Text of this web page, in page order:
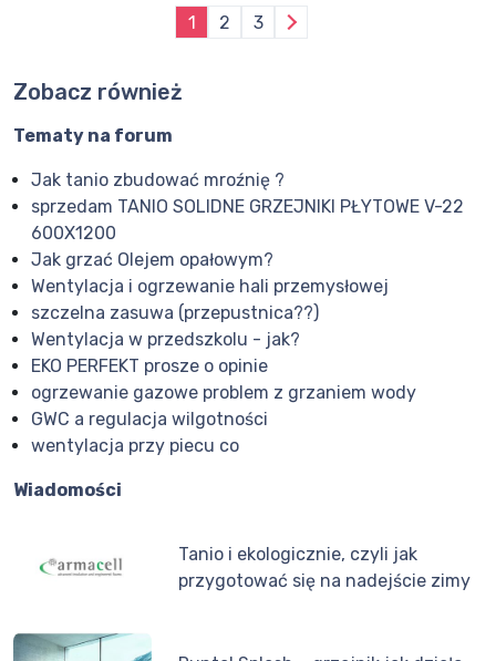
1 2 3
Zobacz również
Tematy na forum
Jak tanio zbudować mroźnię ?
sprzedam TANIO SOLIDNE GRZEJNIKI PŁYTOWE V-22
600X1200
Jak grzać Olejem opałowym?
Wentylacja i ogrzewanie hali przemysłowej
szczelna zasuwa (przepustnica??)
Wentylacja w przedszkolu - jak?
EKO PERFEKT prosze o opinie
ogrzewanie gazowe problem z grzaniem wody
GWC a regulacja wilgotności
wentylacja przy piecu co
Wiadomości
Tanio i ekologicznie, czyli jak
przygotować się na nadejście zimy